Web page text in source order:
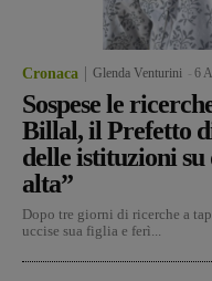
Cronaca Glenda Venturini 6
Sospese le
Billal, il Prefetto
delle istituzioni su
alta”
Dopo tre giorni di ricerche a
uccise sua figlia e ferì...